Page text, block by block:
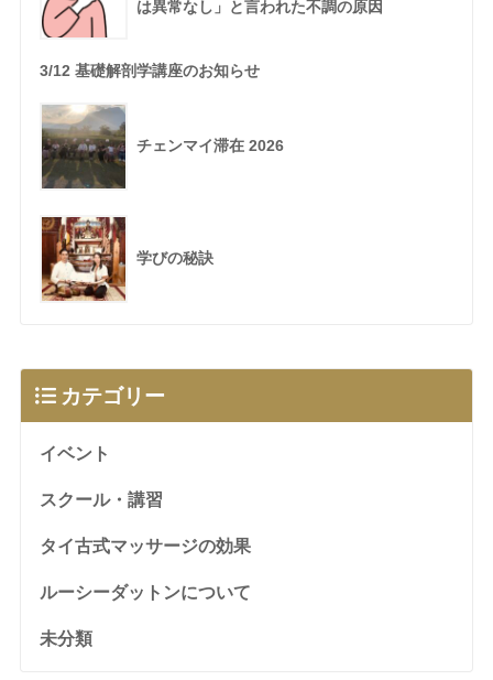
は異常なし」と言われた不調の原因
3/12 基礎解剖学講座のお知らせ
チェンマイ滞在 2026
学びの秘訣
カテゴリー
イベント
スクール・講習
タイ古式マッサージの効果
ルーシーダットンについて
未分類